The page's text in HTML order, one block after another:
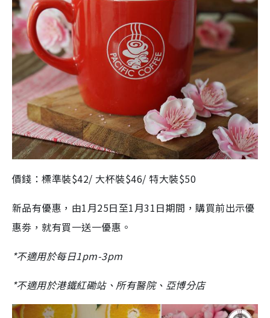
價錢：標準裝$42/ 大杯裝$46/ 特大裝$50
新品有優惠，由1月25日至1月31日期間，購買前出示優
惠劵，就有買一送一優惠。
*不適用於每日1pm-3pm
*不適用於港鐵紅磡站、所有醫院、亞博分店